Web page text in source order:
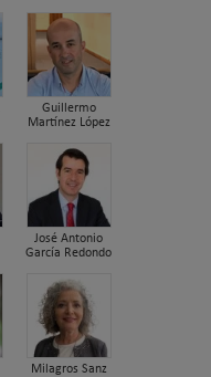
Guillermo
Martínez López
José Antonio
García Redondo
Milagros Sanz